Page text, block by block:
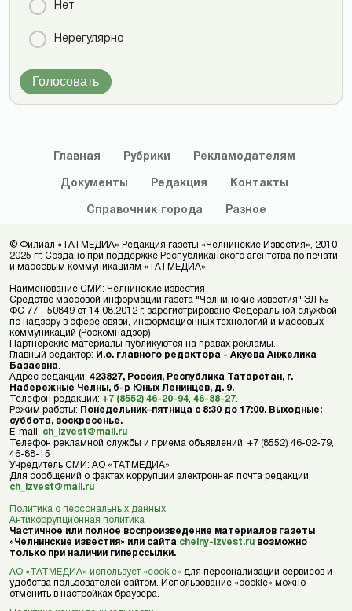
Нет
Нерегулярно
Голосовать
Главная Рубрики Рекламодателям
Документы Редакция Контакты
Справочник города Разное
© Филиал «ТАТМЕДИА» Редакция газеты «Челнинские Известия», 2010-
2025 гг. Создано при поддержке Республиканского агентства по печати
и массовым коммуникациям «ТАТМЕДИА».
Наименование СМИ: Челнинские известия
Средство массовой информации газета "Челнинские известия" ЭЛ №
ФС 77 – 50849 от 14.08.2012 г. зарегистрировано Федеральной службой
по надзору в сфере связи, информационных технологий и массовых
коммуникаций (Роскомнадзор)
Партнерские материалы публикуются на правах рекламы.
Главный редактор: И.о. главного редактора - Акуева Анжелика
Базаевна.
Адрес редакции: 423827, Россия, Республика Татарстан, г.
Набережные Челны, б-р Юных Ленинцев, д. 9.
Телефон редакции: +7 (8552) 46-20-94, 46-88-27.
Режим работы: Понедельник–пятница с 8:30 до 17:00. Выходные:
суббота, воскресенье.
E-mail: ch_izvest@mail.ru
Телефон рекламной службы и приема объявлений: +7 (8552) 46-02-79,
46-88-15
Учредитель СМИ: АО «ТАТМЕДИА»
Для сообщений о фактах коррупции электронная почта редакции:
ch_izvest@mail.ru
Политика о персональных данных
Антикоррупционная политика
Частичное или полное воспроизведение материалов газеты
«Челнинские известия» или сайта chelny-izvest.ru возможно
только при наличии гиперссылки.
АО «ТАТМЕДИА» использует «cookie» для персонализации сервисов и
удобства пользователей сайтом. Использование «cookie» можно
отменить в настройках браузера.